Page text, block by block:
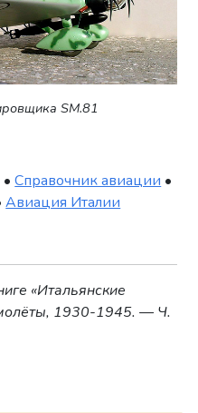
SM.81
•Справочник авиации •
Авиация Италии
«Итальянские
1930-1945. — Ч.